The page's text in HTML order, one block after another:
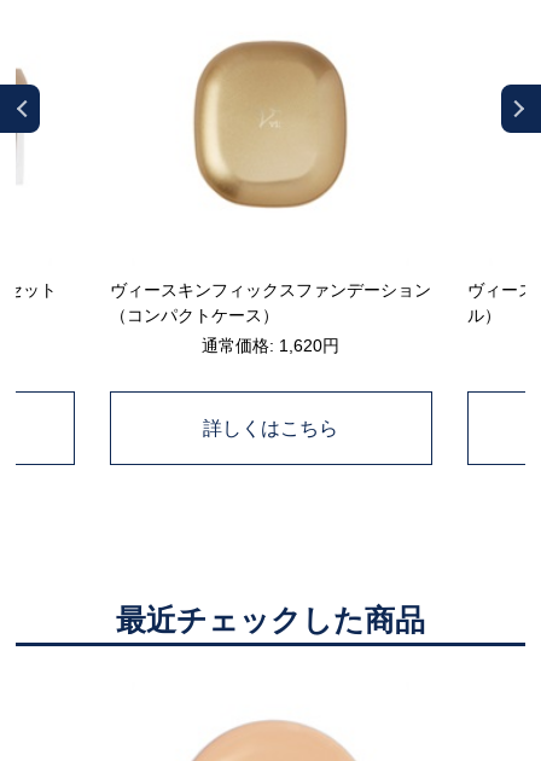
ット
ヴィースキンフィックスファンデーション
（コンパクトケース）
通常価格: 1,620円
詳しくはこちら
ヴィース
ル）
最近チェックした商品